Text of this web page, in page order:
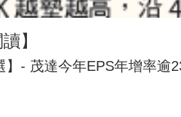
】
】- 茂達今年EPS年增率逾